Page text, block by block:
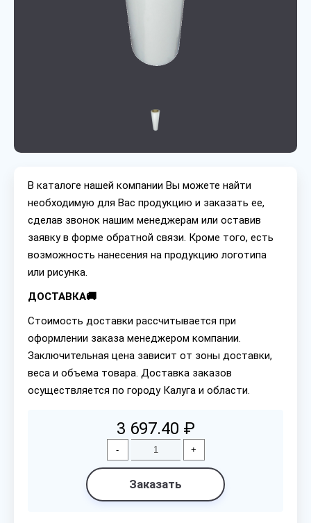
В каталоге нашей компании Вы можете найти
необходимую для Вас продукцию и заказать ее,
сделав звонок нашим менеджерам или оставив
заявку в форме обратной связи. Кроме того, есть
возможность нанесения на продукцию логотипа
или рисунка.
ДОСТАВКА🚚
Стоимость доставки рассчитывается при
оформлении заказа менеджером компании.
Заключительная цена зависит от зоны доставки,
веса и объема товара. Доставка заказов
осуществляется по городу Калуга и области.
3 697.40 ₽
- +
Заказать